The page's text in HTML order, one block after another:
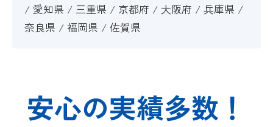
/ 愛知県 / 三重県 / 京都府 / 大阪府 / 兵庫県 /
奈良県 / 福岡県 / 佐賀県
安心の実績多数！